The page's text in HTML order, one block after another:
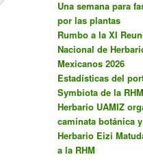
Una semana para
por las plantas
Rumbo a la XI
Nacional de
Mexicanos 2026
Estadísticas del
Symbiota de la RHM
Herbario UAMIZ
caminata botánica
Herbario Eizi
a la RHM